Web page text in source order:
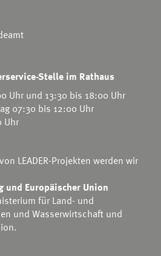
Stelle im Rathaus
Uhr und 13:30 bis 18:00 Uhr
07:30 bis 12:00 Uhr
Uhr
LEADER-Projekten werden wir
und Europäischer Union
für Land- und
und Wasserwirtschaft und